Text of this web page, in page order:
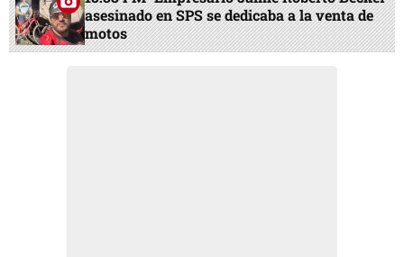
asesinado en SPS se dedicaba a la venta de
motos